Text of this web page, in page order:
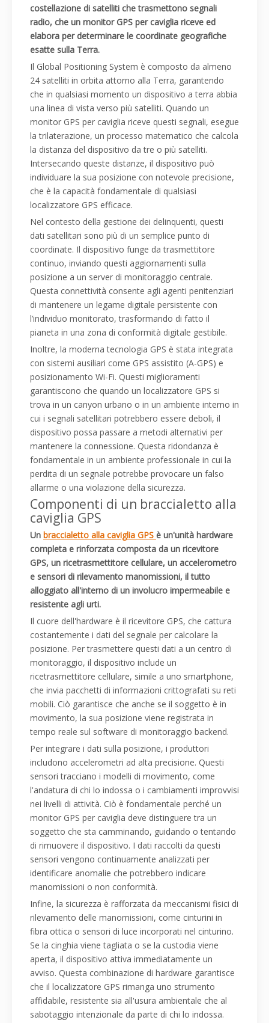
costellazione di satelliti che trasmettono segnali
radio, che un monitor GPS per caviglia riceve ed
elabora per determinare le coordinate geografiche
esatte sulla Terra.
Il Global Positioning System è composto da almeno
24 satelliti in orbita attorno alla Terra, garantendo
che in qualsiasi momento un dispositivo a terra abbia
una linea di vista verso più satelliti. Quando un
monitor GPS per caviglia riceve questi segnali, esegue
la trilaterazione, un processo matematico che calcola
la distanza del dispositivo da tre o più satelliti.
Intersecando queste distanze, il dispositivo può
individuare la sua posizione con notevole precisione,
che è la capacità fondamentale di qualsiasi
localizzatore GPS efficace.
Nel contesto della gestione dei delinquenti, questi
dati satellitari sono più di un semplice punto di
coordinate. Il dispositivo funge da trasmettitore
continuo, inviando questi aggiornamenti sulla
posizione a un server di monitoraggio centrale.
Questa connettività consente agli agenti penitenziari
di mantenere un legame digitale persistente con
l’individuo monitorato, trasformando di fatto il
pianeta in una zona di conformità digitale gestibile.
Inoltre, la moderna tecnologia GPS è stata integrata
con sistemi ausiliari come GPS assistito (A-GPS) e
posizionamento Wi-Fi. Questi miglioramenti
garantiscono che quando un localizzatore GPS si
trova in un canyon urbano o in un ambiente interno in
cui i segnali satellitari potrebbero essere deboli, il
dispositivo possa passare a metodi alternativi per
mantenere la connessione. Questa ridondanza è
fondamentale in un ambiente professionale in cui la
perdita di un segnale potrebbe provocare un falso
allarme o una violazione della sicurezza.
Componenti di un braccialetto alla
caviglia GPS
Un braccialetto alla caviglia GPS è un'unità hardware
completa e rinforzata composta da un ricevitore
GPS, un ricetrasmettitore cellulare, un accelerometro
e sensori di rilevamento manomissioni, il tutto
alloggiato all'interno di un involucro impermeabile e
resistente agli urti.
Il cuore dell'hardware è il ricevitore GPS, che cattura
costantemente i dati del segnale per calcolare la
posizione. Per trasmettere questi dati a un centro di
monitoraggio, il dispositivo include un
ricetrasmettitore cellulare, simile a uno smartphone,
che invia pacchetti di informazioni crittografati su reti
mobili. Ciò garantisce che anche se il soggetto è in
movimento, la sua posizione viene registrata in
tempo reale sul software di monitoraggio backend.
Per integrare i dati sulla posizione, i produttori
includono accelerometri ad alta precisione. Questi
sensori tracciano i modelli di movimento, come
l'andatura di chi lo indossa o i cambiamenti improvvisi
nei livelli di attività. Ciò è fondamentale perché un
monitor GPS per caviglia deve distinguere tra un
soggetto che sta camminando, guidando o tentando
di rimuovere il dispositivo. I dati raccolti da questi
sensori vengono continuamente analizzati per
identificare anomalie che potrebbero indicare
manomissioni o non conformità.
Infine, la sicurezza è rafforzata da meccanismi fisici di
rilevamento delle manomissioni, come cinturini in
fibra ottica o sensori di luce incorporati nel cinturino.
Se la cinghia viene tagliata o se la custodia viene
aperta, il dispositivo attiva immediatamente un
avviso. Questa combinazione di hardware garantisce
che il localizzatore GPS rimanga uno strumento
affidabile, resistente sia all'usura ambientale che al
sabotaggio intenzionale da parte di chi lo indossa.